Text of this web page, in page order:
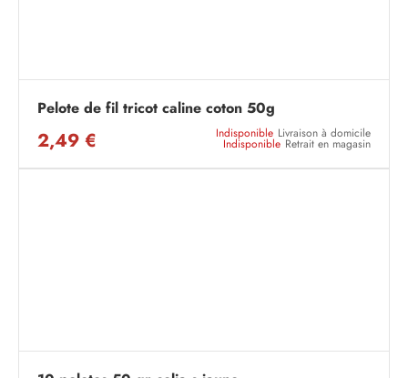
Pelote de fil tricot caline coton 50g
2,49 € Indisponible Livraison à domicile
Indisponible Retrait en magasin